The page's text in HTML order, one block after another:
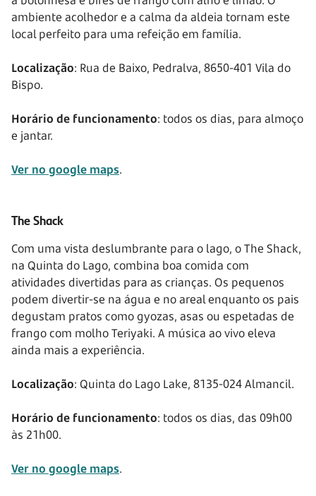
ambiente acolhedor e a calma da aldeia tornam este
local perfeito para uma refeição em família.
Localização: Rua de Baixo, Pedralva, 8650-401 Vila do
Bispo.
Horário de funcionamento: todos os dias, para almoço
e jantar.
Ver no google maps.
The Shack
Com uma vista deslumbrante para o lago, o The Shack,
na Quinta do Lago, combina boa comida com
atividades divertidas para as crianças. Os pequenos
podem divertir-se na água e no areal enquanto os pais
degustam pratos como gyozas, asas ou espetadas de
frango com molho Teriyaki. A música ao vivo eleva
ainda mais a experiência.
Localização: Quinta do Lago Lake, 8135-024 Almancil.
Horário de funcionamento: todos os dias, das 09h00
às 21h00.
Ver no google maps.